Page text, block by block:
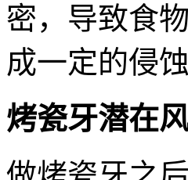
密，导致食
成一定的侵
烤瓷牙潜在